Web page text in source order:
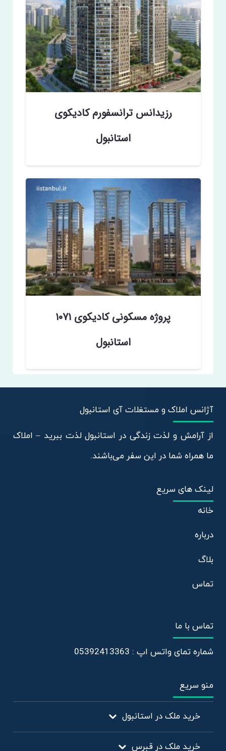
رزیدانس ترانسفورم کادیکوی
استانبول
پروژه مسکونی کادیکوی ۱۰۷۱
استانبول
آژانس املاک و مستغلات آی استانبول
از آرامش و لذت زندگی در استانبول لذت ببرید – املاک
ما همراه شما در این سفر می‌باشند.
لینک های سریع
خانه
درباره
بلاگ
تماس
تماس با ما
شماره تمای واتس اپ : 05392413363
منو سریع
خرید ملک در استانبول
خرید ملک در قبرس